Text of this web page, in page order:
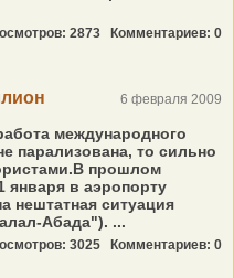
2873 Комментариев: 0
6 февраля 2009
международного
парализована, то сильно
прошлом
в аэропорту
нештатная ситуация
Абада"). ...
3025 Комментариев: 0